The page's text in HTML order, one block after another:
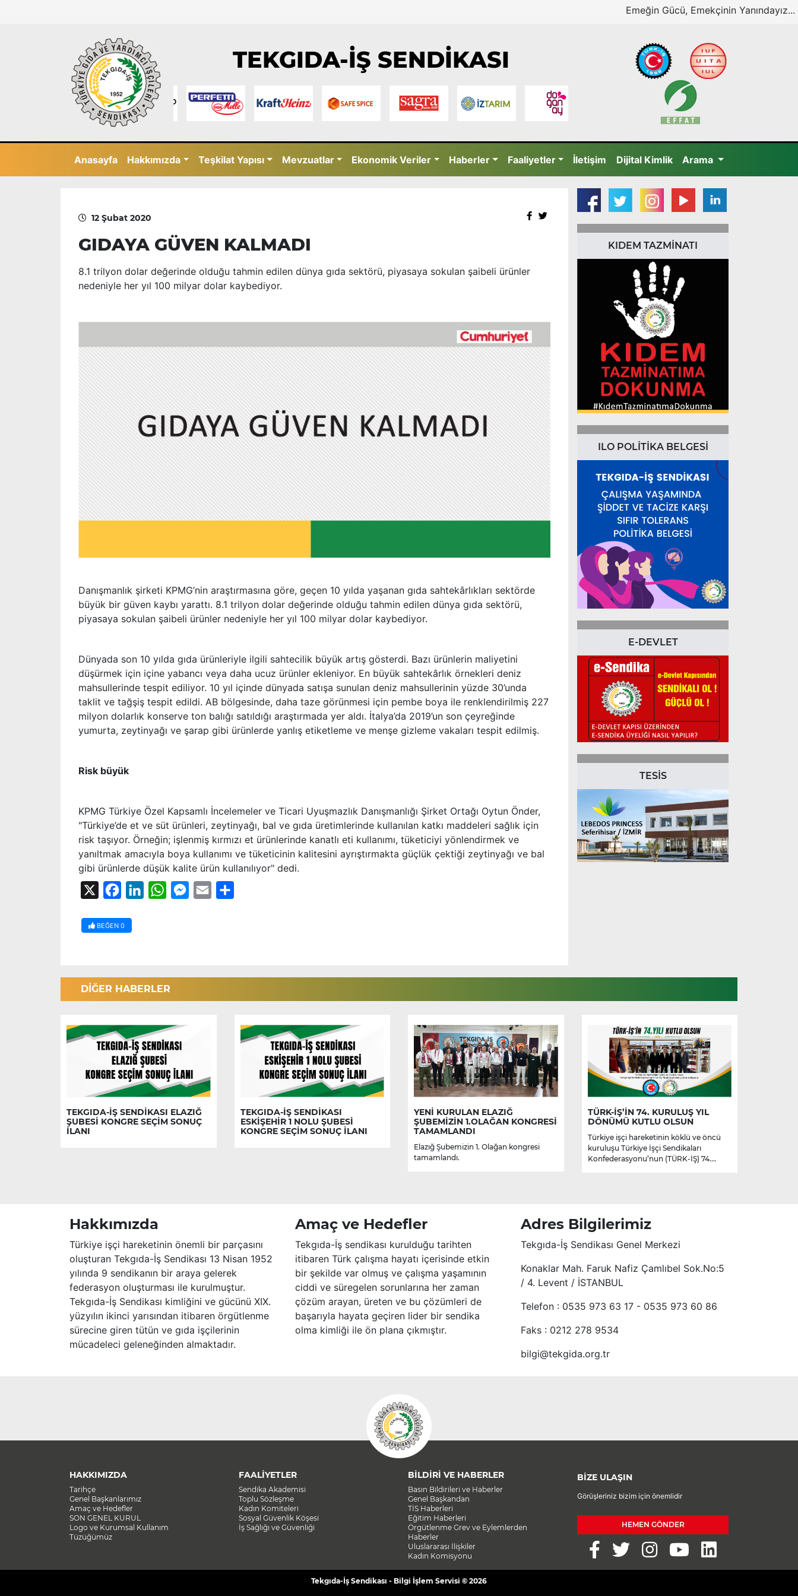
Emeğin Gücü, Emekçinin Yanındayız...
TEKGIDA-İŞ SENDİKASI
Anasayfa Hakkımızda Teşkilat Yapısı Mevzuatlar Ekonomik Veriler Haberler Faaliyetler İletişim Dijital Kimlik Arama
12 Şubat 2020
GIDAYA GÜVEN KALMADI
8.1 trilyon dolar değerinde olduğu tahmin edilen dünya gıda sektörü, piyasaya sokulan şaibeli ürünler
nedeniyle her yıl 100 milyar dolar kaybediyor.
Danışmanlık şirketi KPMG’nin araştırmasına göre, geçen 10 yılda yaşanan gıda sahtekârlıkları sektörde
büyük bir güven kaybı yarattı. 8.1 trilyon dolar değerinde olduğu tahmin edilen dünya gıda sektörü,
piyasaya sokulan şaibeli ürünler nedeniyle her yıl 100 milyar dolar kaybediyor.
Dünyada son 10 yılda gıda ürünleriyle ilgili sahtecilik büyük artış gösterdi. Bazı ürünlerin maliyetini
düşürmek için içine yabancı veya daha ucuz ürünler ekleniyor. En büyük sahtekârlık örnekleri deniz
mahsullerinde tespit ediliyor. 10 yıl içinde dünyada satışa sunulan deniz mahsullerinin yüzde 30’unda
taklit ve tağşiş tespit edildi. AB bölgesinde, daha taze görünmesi için pembe boya ile renklendirilmiş 227
milyon dolarlık konserve ton balığı satıldığı araştırmada yer aldı. İtalya’da 2019’un son çeyreğinde
yumurta, zeytinyağı ve şarap gibi ürünlerde yanlış etiketleme ve menşe gizleme vakaları tespit edilmiş.
Risk büyük
KPMG Türkiye Özel Kapsamlı İncelemeler ve Ticari Uyuşmazlık Danışmanlığı Şirket Ortağı Oytun Önder,
"Türkiye’de et ve süt ürünleri, zeytinyağı, bal ve gıda üretimlerinde kullanılan katkı maddeleri sağlık için
risk taşıyor. Örneğin; işlenmiş kırmızı et ürünlerinde kanatlı eti kullanımı, tüketiciyi yönlendirmek ve
yanıltmak amacıyla boya kullanımı ve tüketicinin kalitesini ayrıştırmakta güçlük çektiği zeytinyağı ve bal
gibi ürünlerde düşük kalite ürün kullanılıyor" dedi.
FacebookLinkedInWhatsAppMessenger
Email
BEĞEN 0
KIDEM TAZMİNATI
ILO POLİTİKA BELGESİ
E-DEVLET
TESİS
DİĞER HABERLER
TEKGIDA-İŞ SENDİKASI ELAZIĞ
ŞUBESİ KONGRE SEÇİM SONUÇ
İLANI
TEKGIDA-İŞ SENDİKASI
ESKİŞEHİR 1 NOLU ŞUBESİ
KONGRE SEÇİM SONUÇ İLANI
YENİ KURULAN ELAZIĞ
ŞUBEMİZİN 1.OLAĞAN KONGRESİ
TAMAMLANDI
Elazığ Şubemizin 1. Olağan kongresi
tamamlandı.
TÜRK-İŞ’İN 74. KURULUŞ YIL
DÖNÜMÜ KUTLU OLSUN
Türkiye işçi hareketinin köklü ve öncü
kuruluşu Türkiye İşçi Sendikaları
Konfederasyonu’nun (TÜRK-İŞ) 74.
Hakkımızda
Türkiye işçi hareketinin önemli bir parçasını
oluşturan Tekgıda-İş Sendikası 13 Nisan 1952
yılında 9 sendikanın bir araya gelerek
federasyon oluşturması ile kurulmuştur.
Tekgıda-İş Sendikası kimliğini ve gücünü XIX.
yüzyılın ikinci yarısından itibaren örgütlenme
sürecine giren tütün ve gıda işçilerinin
mücadeleci geleneğinden almaktadır.
Amaç ve Hedefler
Tekgıda-İş sendikası kurulduğu tarihten
itibaren Türk çalışma hayatı içerisinde etkin
bir şekilde var olmuş ve çalışma yaşamının
ciddi ve süregelen sorunlarına her zaman
çözüm arayan, üreten ve bu çözümleri de
başarıyla hayata geçiren lider bir sendika
olma kimliği ile ön plana çıkmıştır.
Adres Bilgilerimiz
Tekgıda-İş Sendikası Genel Merkezi
Konaklar Mah. Faruk Nafiz Çamlıbel Sok.No:5
/ 4. Levent / İSTANBUL
Telefon : 0535 973 63 17 - 0535 973 60 86
Faks : 0212 278 9534
bilgi@tekgida.org.tr
HAKKIMIZDA
Tarihçe
Genel Başkanlarımız
Amaç ve Hedefler
SON GENEL KURUL
Logo ve Kurumsal Kullanım
Tüzüğümüz
FAALİYETLER
Sendika Akademisi
Toplu Sözleşme
Kadın Komiteleri
Sosyal Güvenlik Köşesi
İş Sağlığı ve Güvenliği
BİLDİRİ VE HABERLER
Basın Bildirileri ve Haberler
Genel Başkandan
TİS Haberleri
Eğitim Haberleri
Örgütlenme Grev ve Eylemlerden
Haberler
Uluslararası İlişkiler
Kadın Komisyonu
BİZE ULAŞIN
Görüşleriniz bizim için önemlidir
HEMEN GÖNDER
Tekgıda-İş Sendikası - Bilgi İşlem Servisi © 2026